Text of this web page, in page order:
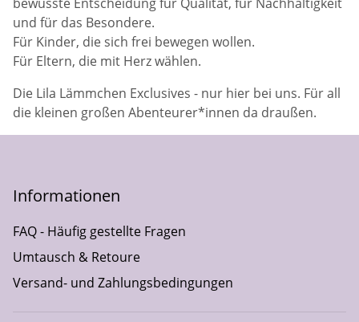
und für das Besondere.
Für Kinder, die sich frei bewegen wollen.
Für Eltern, die mit Herz wählen.
Die Lila Lämmchen Exclusives - nur hier bei uns. Für all
die kleinen großen Abenteurer*innen da draußen.
Informationen
FAQ - Häufig gestellte Fragen
Umtausch & Retoure
Versand- und Zahlungsbedingungen